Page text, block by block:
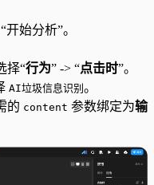
始分析”。
择“行为” -> “点击时”。
AI垃圾信息识别 。
的 content 参数绑定为输